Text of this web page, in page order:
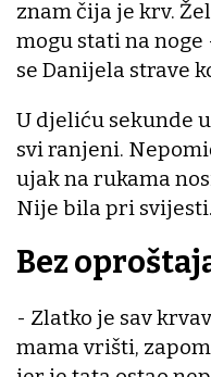
znam čija je krv.
mogu stati na
se Danijela strave
U djeliću sekunde
svi ranjeni.
ujak na rukama
Nije bila pri svijesti.
Bez
- Zlatko je sav
mama vrišti,